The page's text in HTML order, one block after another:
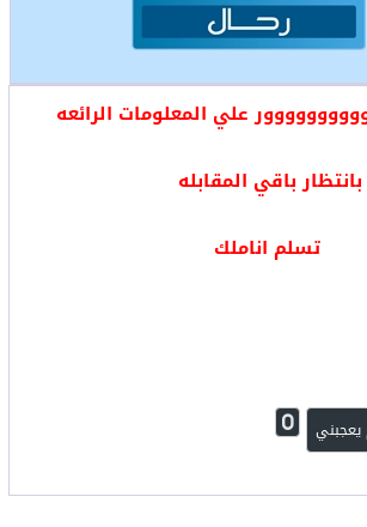
علي المعلومات الرائعه
بانتظار باقي المقابله
تسلم اناملك
يعجبني 0